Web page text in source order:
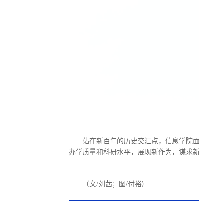
站在新百年的历史交汇点，信息学院
办学质量和科研水平，展现新作为，谋求
（文/刘茜；图/付裕）